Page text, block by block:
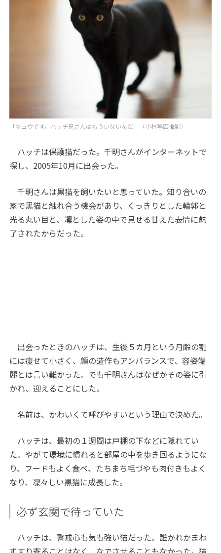
「キュウです。ハッチ兄さんはもういないんだ」（小林写函撮影）
ハッチは保護猫だった。千明さんがインターネットで
探し、2005年10月に出会った。
千明さんは黒猫を飼いたいと思っていた。知り合いの
家で黒猫と触れ合う機会があり、くっきりとした輪郭と
光る丸い目と、凜とした姿の中で見せる甘えた表情に魅
了されたからだった。
出会ったときのハッチは、生後５カ月という月齢の割
には痩せて小さく、顔の造作もアンバランスで、容姿端
麗とは言い難かった。でも千明さんはなぜかその姿に引
かれ、迎えることにした。
名前は、かわいくて呼びやすいという理由で決めた。
ハッチは、最初の１週間は戸棚の下などに隠れてい
た。やがて環境に慣れると部屋の中を歩き回るようにな
り、フードもよく食べ、たちまち毛づやも肉付きもよく
なり、凜々しい黒猫に成長した。
必ず玄関で待っていた
ハッチは、警戒心も気も強い猫だった。誰かれかまわ